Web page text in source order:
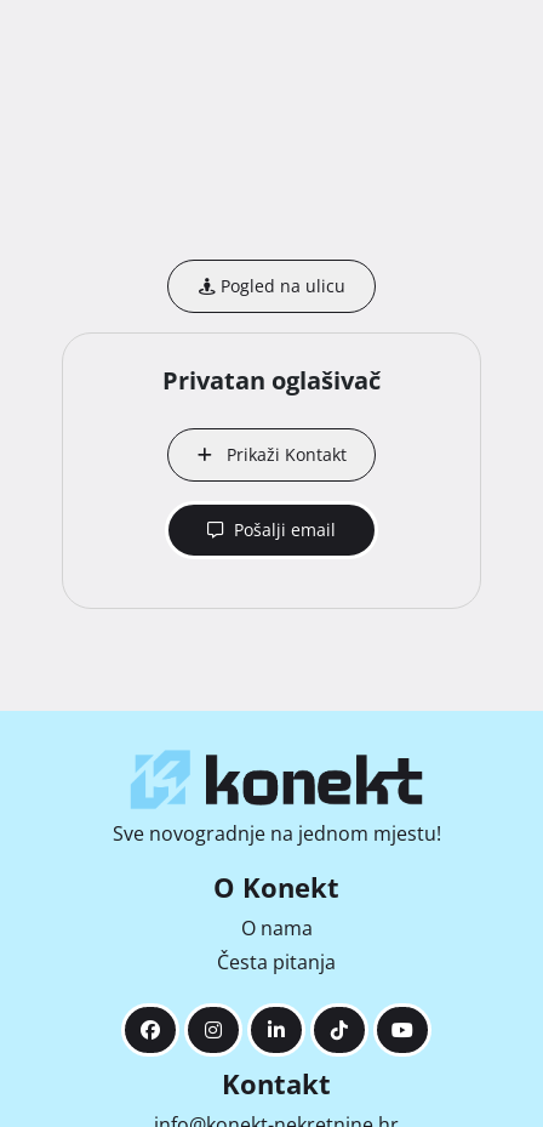
Pogled na ulicu
Privatan oglašivač
Prikaži Kontakt
Pošalji email
Sve novogradnje na jednom mjestu!
O Konekt
O nama
Česta pitanja
Kontakt